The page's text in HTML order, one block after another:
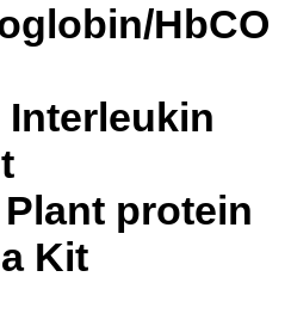
HbCO
Interleukin
protein
Kit